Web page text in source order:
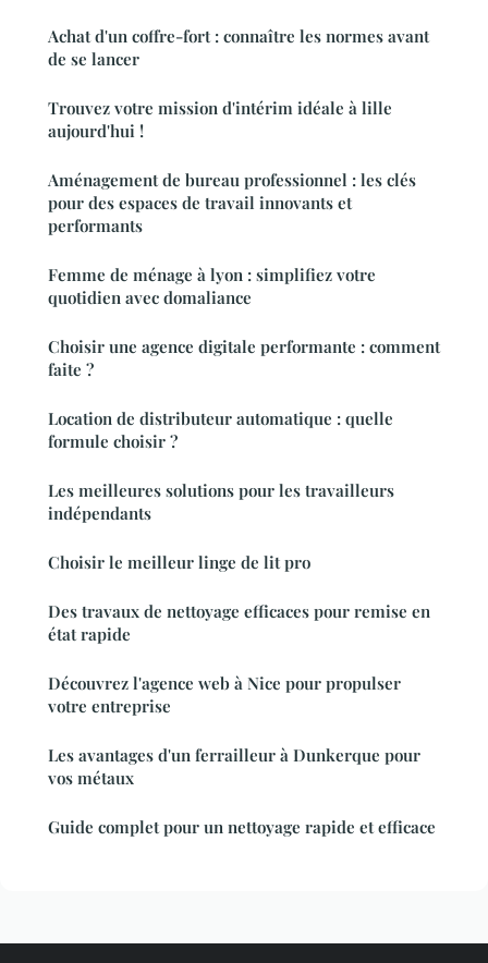
Achat d'un coffre-fort : connaître les normes avant
de se lancer
Trouvez votre mission d'intérim idéale à lille
aujourd'hui !
Aménagement de bureau professionnel : les clés
pour des espaces de travail innovants et
performants
Femme de ménage à lyon : simplifiez votre
quotidien avec domaliance
Choisir une agence digitale performante : comment
faite ?
Location de distributeur automatique : quelle
formule choisir ?
Les meilleures solutions pour les travailleurs
indépendants
Choisir le meilleur linge de lit pro
Des travaux de nettoyage efficaces pour remise en
état rapide
Découvrez l'agence web à Nice pour propulser
votre entreprise
Les avantages d'un ferrailleur à Dunkerque pour
vos métaux
Guide complet pour un nettoyage rapide et efficace